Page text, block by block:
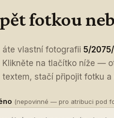
fotkou
áte vlastní fotografii5/2075/
Klikněte na tlačítko níže —
textem, stačí připojit fotku a
(nepovinné — pro atribuci pod